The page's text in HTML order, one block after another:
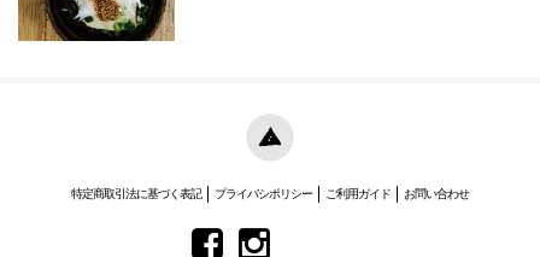
特定商取引法に基づく表記 プライバシポリシー ご利用ガイド お問い合わせ